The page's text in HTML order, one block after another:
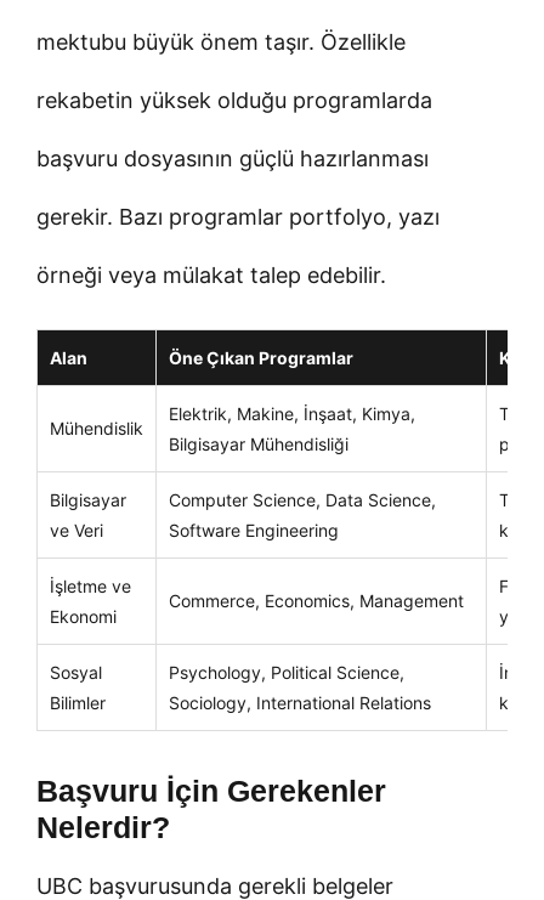
mektubu büyük önem taşır. Özellikle
rekabetin yüksek olduğu programlarda
başvuru dosyasının güçlü hazırlanması
gerekir. Bazı programlar portfolyo, yazı
örneği veya mülakat talep edebilir.
Alan Öne Çıkan Programlar
Mühendislik
Elektrik, Makine, İnşaat, Kimya,
Bilgisayar Mühendisliği
Bilgisayar
ve Veri
Computer Science, Data Science,
Software Engineering
İşletme ve
Ekonomi
Commerce, Economics, Management
Sosyal
Bilimler
Psychology, Political Science,
Sociology, International Relations
Başvuru İçin Gerekenler
Nelerdir?
UBC başvurusunda gerekli belgeler